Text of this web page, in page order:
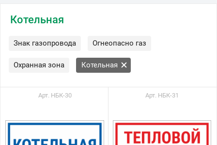
Котельная
Знак газопровода Огнеопасно газ
Охранная зона Котельная
Арт. НБК-30 Арт. НБК-31